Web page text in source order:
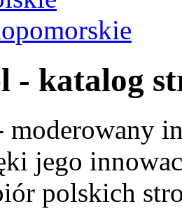
- katalog
moderowany
jego
polskich